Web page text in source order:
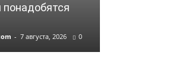
- 7 августа, 2026 0